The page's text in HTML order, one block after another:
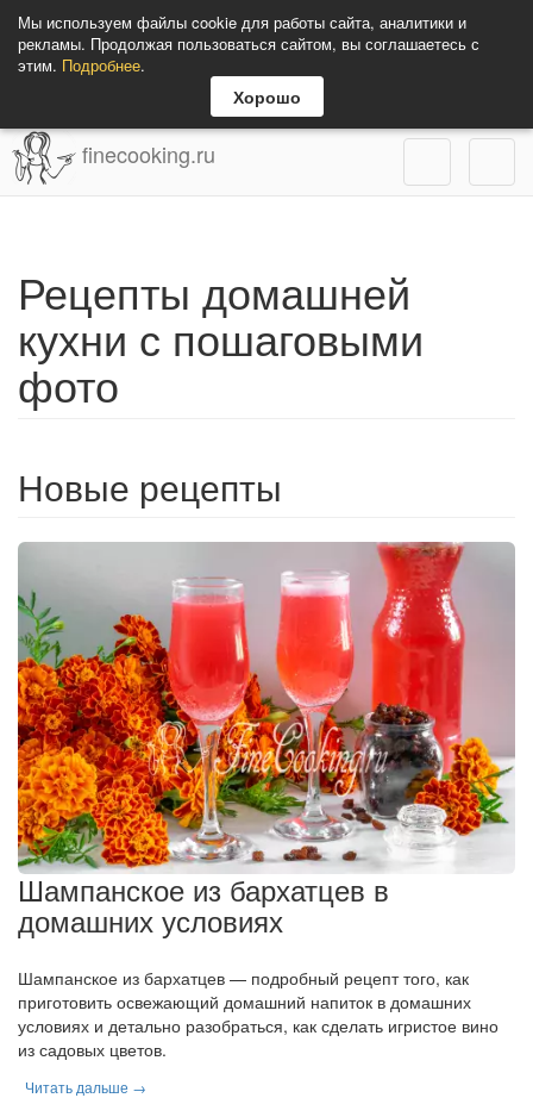
Мы используем файлы cookie для работы сайта, аналитики и
рекламы. Продолжая пользоваться сайтом, вы соглашаетесь с
этим. Подробнее.
Хорошо
finecooking.ru
Рецепты домашней
кухни с пошаговыми
фото
Новые рецепты
Шампанское из бархатцев в
домашних условиях
Шампанское из бархатцев — подробный рецепт того, как
приготовить освежающий домашний напиток в домашних
условиях и детально разобраться, как сделать игристое вино
из садовых цветов.
Читать дальше →